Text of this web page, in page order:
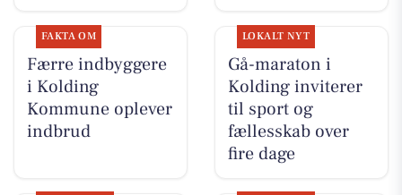
FAKTA OM
Færre indbyggere
i Kolding
Kommune oplever
indbrud
LOKALT NYT
Gå-maraton i
Kolding inviterer
til sport og
fællesskab over
fire dage